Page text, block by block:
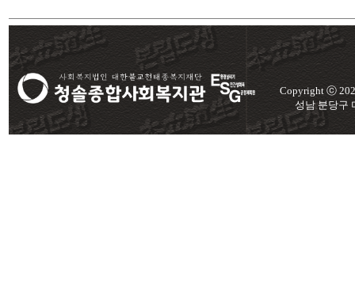
Copyright ⓒ
성남 분당구